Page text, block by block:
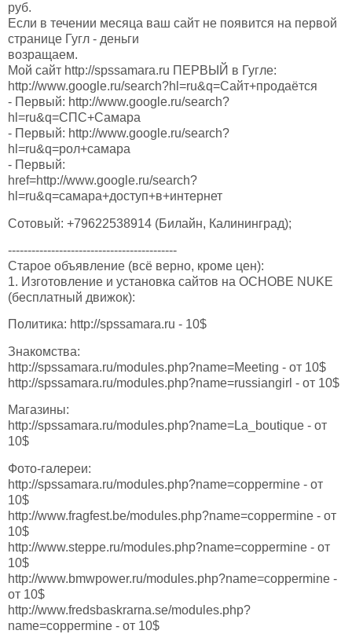
руб.
Если в течении месяца ваш сайт не появится на первой
странице Гугл - деньги
возращаем.
Мой сайт http://spssamara.ru ПЕРВЫЙ в Гугле:
http://www.google.ru/search?hl=ru&q=Сайт+продаётся
- Первый: http://www.google.ru/search?
hl=ru&q=СПС+Самара
- Первый: http://www.google.ru/search?
hl=ru&q=рол+самара
- Первый:
href=http://www.google.ru/search?
hl=ru&q=самара+доступ+в+интернет
Сотовый: +79622538914 (Билайн, Калининград);
-------------------------------------------
Старое объявление (всё верно, кроме цен):
1. Изготовление и установка сайтов на ОСНОВЕ NUKE
(бесплатный движок):
Политика: http://spssamara.ru - 10$
Знакомства:
http://spssamara.ru/modules.php?name=Meeting - от 10$
http://spssamara.ru/modules.php?name=russiangirl - от 10$
Магазины:
http://spssamara.ru/modules.php?name=La_boutique - от
10$
Фото-галереи:
http://spssamara.ru/modules.php?name=coppermine - от
10$
http://www.fragfest.be/modules.php?name=coppermine - от
10$
http://www.steppe.ru/modules.php?name=coppermine - от
10$
http://www.bmwpower.ru/modules.php?name=coppermine -
от 10$
http://www.fredsbaskrarna.se/modules.php?
name=coppermine - от 10$